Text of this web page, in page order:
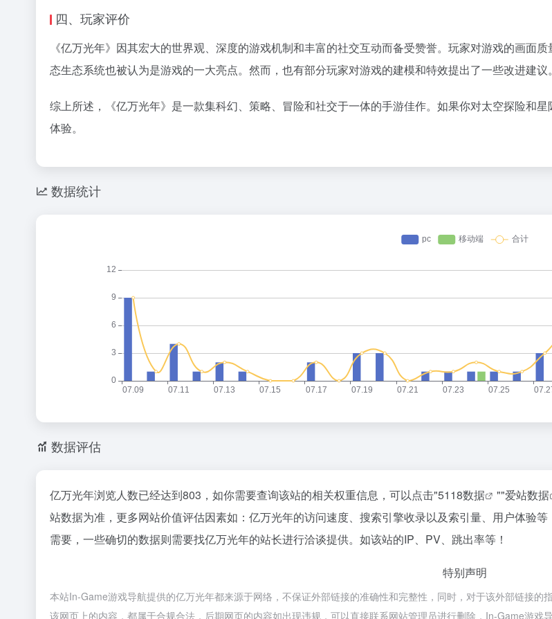
四、玩家评价
《亿万光年》因其宏大的世界观、深度的游戏机制和丰富的社交互动而备受赞誉。玩家对游戏的画面
态生态系统也被认为是游戏的一大亮点。然而，也有部分玩家对游戏的建模和特效提出了一些改进建议。
综上所述，《亿万光年》是一款集科幻、策略、冒险和社交于一体的手游佳作。如果你对太空探险和
体验。
数据统计
数据评估
亿万光年浏览人数已经达到803，如你需要查询该站的相关权重信息，可以点击"5118数据 ""爱站数据
站数据为准，更多网站价值评估因素如：亿万光年的访问速度、搜索引擎收录以及索引量、用户体验
需要，一些确切的数据则需要找亿万光年的站长进行洽谈提供。如该站的IP、PV、跳出率等！
特别声明
本站In-Game游戏导航提供的亿万光年都来源于网络，不保证外部链接的准确性和完整性，同时，对于该外部链接
该网页上的内容，都属于合规合法，后期网页的内容如出现违规，可以直接联系网站管理员进行删除，In-Game游戏